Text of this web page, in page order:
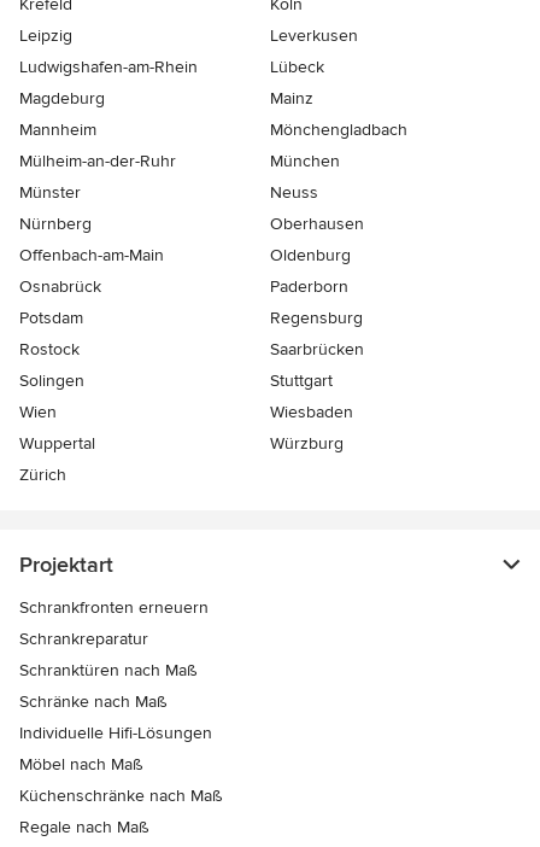
Krefeld
Köln
Leipzig
Leverkusen
Ludwigshafen-am-Rhein
Lübeck
Magdeburg
Mainz
Mannheim
Mönchen­gladbach
Mülheim-an-der-Ruhr
München
Münster
Neuss
Nürnberg
Oberhausen
Offenbach-am-Main
Oldenburg
Osnabrück
Paderborn
Potsdam
Regensburg
Rostock
Saarbrücken
Solingen
Stuttgart
Wien
Wiesbaden
Wuppertal
Würzburg
Zürich
Projektart
Schrankfronten erneuern
Schrankreparatur
Schranktüren nach Maß
Schränke nach Maß
Individuelle Hifi-Lösungen
Möbel nach Maß
Küchenschränke nach Maß
Regale nach Maß